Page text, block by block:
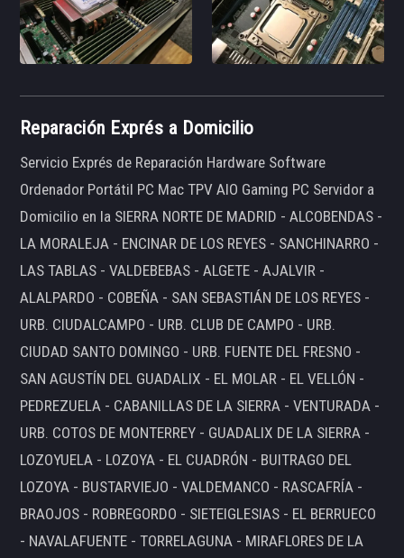
Reparación Exprés a Domicilio
Servicio Exprés de Reparación Hardware Software
Ordenador Portátil PC Mac TPV AIO Gaming PC Servidor a
Domicilio en la SIERRA NORTE DE MADRID - ALCOBENDAS -
LA MORALEJA - ENCINAR DE LOS REYES - SANCHINARRO -
LAS TABLAS - VALDEBEBAS - ALGETE - AJALVIR -
ALALPARDO - COBEÑA - SAN SEBASTIÁN DE LOS REYES -
URB. CIUDALCAMPO - URB. CLUB DE CAMPO - URB.
CIUDAD SANTO DOMINGO - URB. FUENTE DEL FRESNO -
SAN AGUSTÍN DEL GUADALIX - EL MOLAR - EL VELLÓN -
PEDREZUELA - CABANILLAS DE LA SIERRA - VENTURADA -
URB. COTOS DE MONTERREY - GUADALIX DE LA SIERRA -
LOZOYUELA - LOZOYA - EL CUADRÓN - BUITRAGO DEL
LOZOYA - BUSTARVIEJO - VALDEMANCO - RASCAFRÍA -
BRAOJOS - ROBREGORDO - SIETEIGLESIAS - EL BERRUECO
- NAVALAFUENTE - TORRELAGUNA - MIRAFLORES DE LA